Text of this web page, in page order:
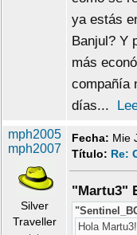
ya estás
Banjul? Y
más
compañía
días...
mph2005
mph2007
Silver
Traveller
Fecha: Mie
Título: Re:
"Martu3"
Hola Martu3!